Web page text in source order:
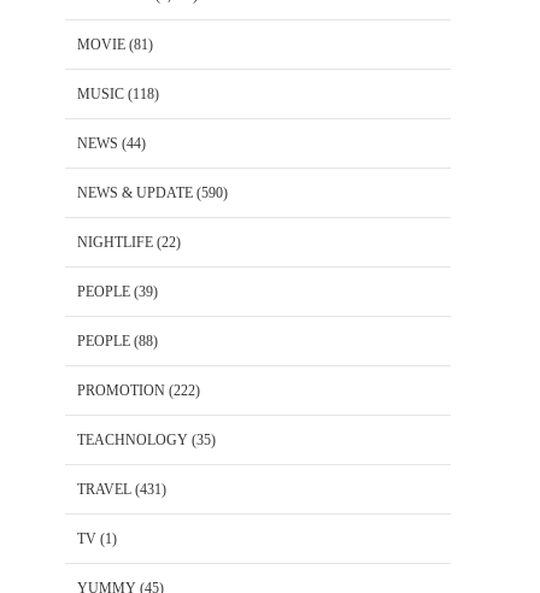
MOVIE (81)
MUSIC (118)
NEWS (44)
NEWS & UPDATE (590)
NIGHTLIFE (22)
PEOPLE (39)
PEOPLE (88)
PROMOTION (222)
TEACHNOLOGY (35)
TRAVEL (431)
TV (1)
YUMMY (45)